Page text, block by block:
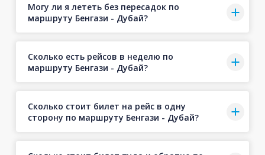
Могу ли я лететь без пересадок по
маршруту Бенгази - Дубай?
Сколько есть рейсов в неделю по
маршруту Бенгази - Дубай?
Сколько стоит билет на рейс в одну
сторону по маршруту Бенгази - Дубай?